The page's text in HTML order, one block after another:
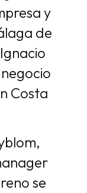
y
de
Costa
se